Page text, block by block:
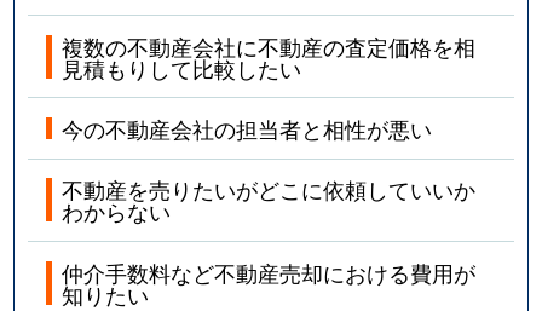
複数の不動産会社に不動産の査定価格を相
見積もりして比較したい
今の不動産会社の担当者と相性が悪い
不動産を売りたいがどこに依頼していいか
わからない
仲介手数料など不動産売却における費用が
知りたい